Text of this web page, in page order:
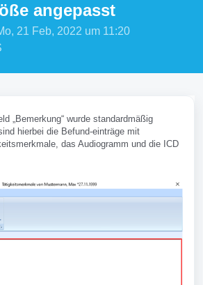
angepasst
21 Feb, 2022 um 11:20
„Bemerkung“ wurde standardmäßig
hierbei die Befund-einträge mit
das Audiogramm und die ICD